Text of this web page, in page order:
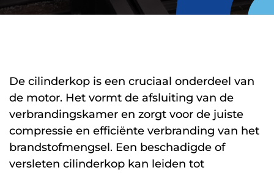
De cilinderkop is een cruciaal onderdeel van
de motor. Het vormt de afsluiting van de
verbrandingskamer en zorgt voor de juiste
compressie en efficiënte verbranding van het
brandstofmengsel. Een beschadigde of
versleten cilinderkop kan leiden tot